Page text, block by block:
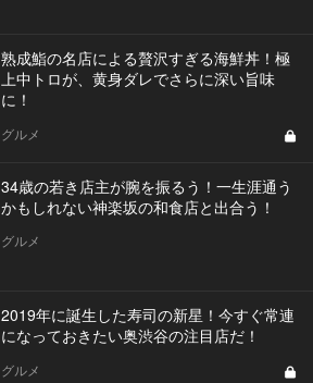
熟成鮨の名店による贅沢すぎる海鮮丼！極
上中トロが、黄身ダレでさらに深い旨味
に！
グルメ
34歳の若き店主が腕を振るう！一生涯通う
かもしれない神楽坂の和食店と出合う！
グルメ
2019年に誕生した寿司の新星！今すぐ常連
になっておきたい奥渋谷の注目店だ！
グルメ